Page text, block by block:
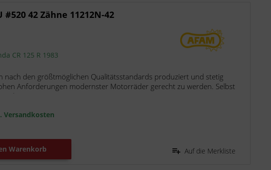
42 Zähne 11212N-42
CR 125 R 1983
nach den größtmöglichen Qualitätsstandards produziert und stetig
Anforderungen modernster Motorräder gerecht zu werden. Selbst
Versandkosten
Warenkorb Auf die Merkliste